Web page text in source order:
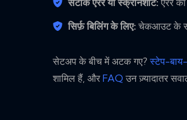
सिर्फ़ बिलिंग के लिए: चेकआउट के
सेटअप के बीच में अटक गए?स्टेप-
शामिल हैं, और FAQ उन ज़्यादातर